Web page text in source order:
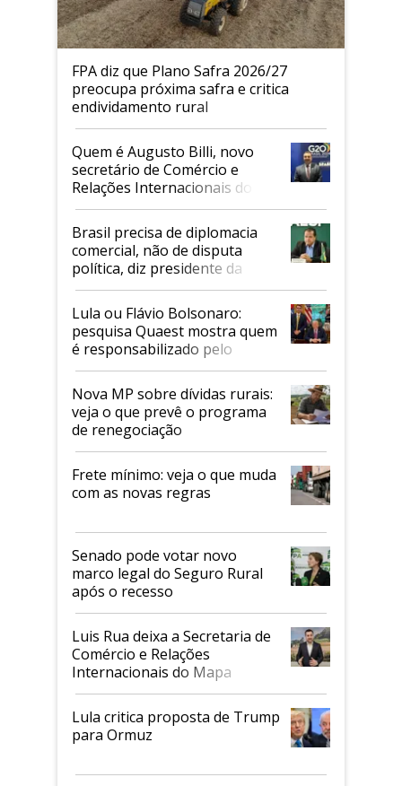
FPA diz que Plano Safra 2026/27
preocupa próxima safra e critica
endividamento rural
Quem é Augusto Billi, novo
secretário de Comércio e
Relações Internacionais do
Mapa
Brasil precisa de diplomacia
comercial, não de disputa
política, diz presidente da
Faesp
Lula ou Flávio Bolsonaro:
pesquisa Quaest mostra quem
é responsabilizado pelo
tarifaço dos EUA
Nova MP sobre dívidas rurais:
veja o que prevê o programa
de renegociação
Frete mínimo: veja o que muda
com as novas regras
Senado pode votar novo
marco legal do Seguro Rural
após o recesso
Luis Rua deixa a Secretaria de
Comércio e Relações
Internacionais do Mapa
Lula critica proposta de Trump
para Ormuz